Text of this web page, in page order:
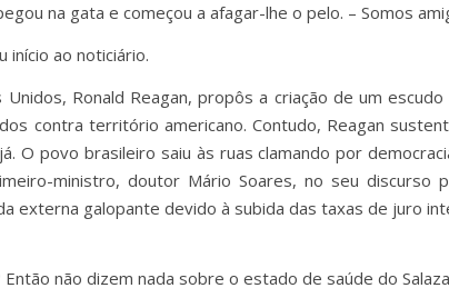
na gata e começou a afagar-lhe o pelo. – Somos
ao noticiário.
Ronald Reagan, propôs a criação de um
contra território americano. Contudo, Reagan
O povo brasileiro saiu às ruas clamando por
ministro, doutor Mário Soares, no seu
externa galopante devido à subida das taxas de juro
não dizem nada sobre o estado de saúde do